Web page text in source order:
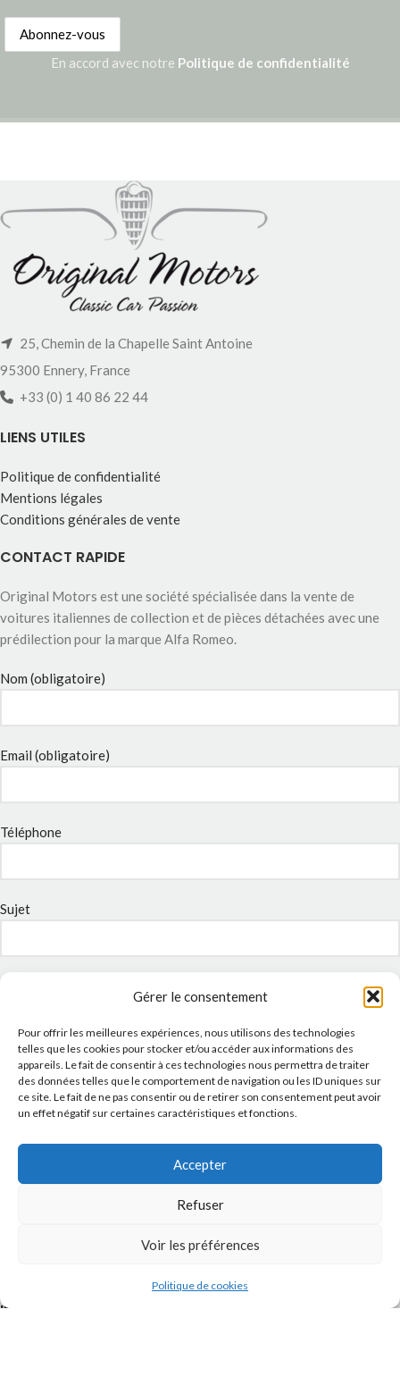
Gérer le consentement
Pour offrir les meilleures expériences, nous utilisons des technologies
telles que les cookies pour stocker et/ou accéder aux informations des
appareils. Le fait de consentir à ces technologies nous permettra de traiter
des données telles que le comportement de navigation ou les ID uniques sur
ce site. Le fait de ne pas consentir ou de retirer son consentement peut avoir
un effet négatif sur certaines caractéristiques et fonctions.
Accepter
Refuser
Voir les préférences
Politique de cookies
En accord avec notre Politique de confidentialité
25, Chemin de la Chapelle Saint Antoine
95300 Ennery, France
+33 (0) 1 40 86 22 44
LIENS UTILES
Politique de confidentialité
Mentions légales
Conditions générales de vente
CONTACT RAPIDE
Original Motors est une société spécialisée dans la vente de
voitures italiennes de collection et de pièces détachées avec une
prédilection pour la marque Alfa Romeo.
Nom (obligatoire)
Email (obligatoire)
Téléphone
Sujet
INSTAGRAM